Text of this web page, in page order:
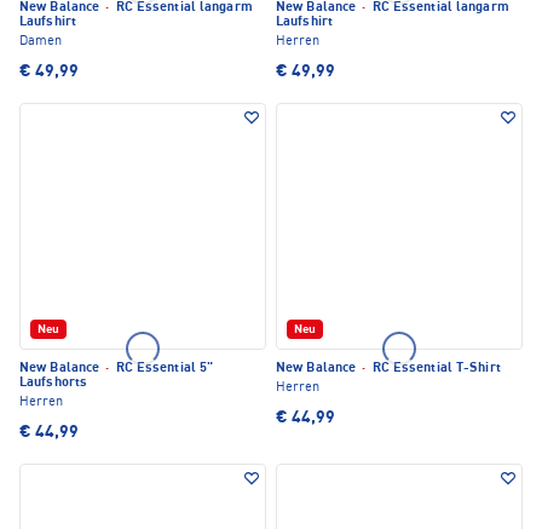
New Balance ·
RC Essential langarm
Laufshirt
Damen
€ 49,99
New Balance ·
RC Essential langarm
Laufshirt
Herren
€ 49,99
Neu
New Balance ·
RC Essential 5"
Laufshorts
Herren
€ 44,99
Neu
New Balance ·
RC Essential T-Shirt
Herren
€ 44,99